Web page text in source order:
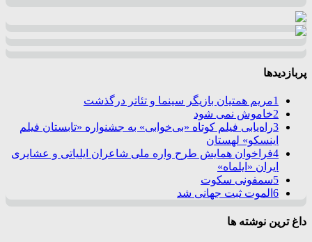
پربازدیدها
1مریم همتیان بازیگر سینما و تئاتر درگذشت
2خاموش نمی شود
3راه‌یابی فیلم کوتاه «بی‌خوابی» به جشنواره «تابستان فیلم
اینسکو» لهستان
4فراخوان همایش طرح واره ملی شاعران ایلیاتی و عشایری
ایران «ایلماه»
5سمفونی سکوت
6 الموت ثبت جهانی شد
داغ ترین نوشته ها